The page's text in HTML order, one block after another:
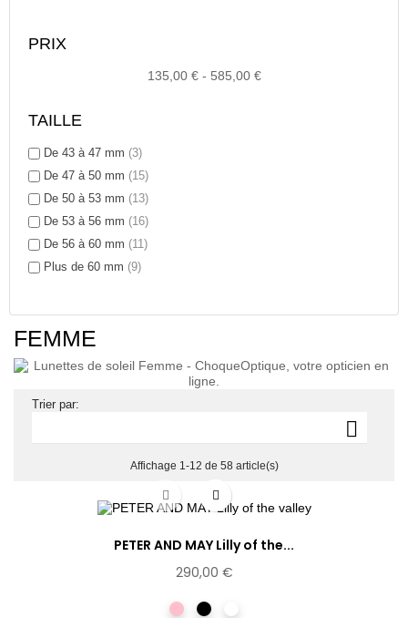
PRIX
135,00 € - 585,00 €
TAILLE
De 43 à 47 mm (3)
De 47 à 50 mm (15)
De 50 à 53 mm (13)
De 53 à 56 mm (16)
De 56 à 60 mm (11)
Plus de 60 mm (9)
FEMME
Trier par:

Affichage 1-12 de 58 article(s)
PETER AND MAY Lilly of the...
290,00 €
Rose Noir